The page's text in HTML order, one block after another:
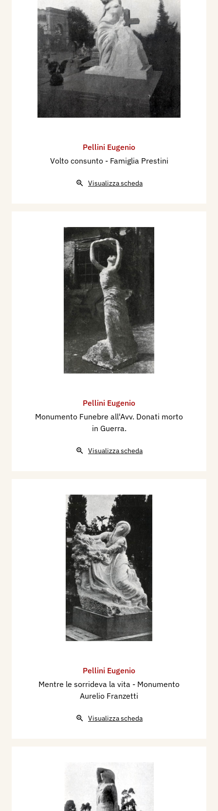
Pellini Eugenio
Volto consunto - Famiglia Prestini
Visualizza scheda
Pellini Eugenio
Monumento Funebre all'Avv. Donati morto
in Guerra.
Visualizza scheda
Pellini Eugenio
Mentre le sorrideva la vita - Monumento
Aurelio Franzetti
Visualizza scheda